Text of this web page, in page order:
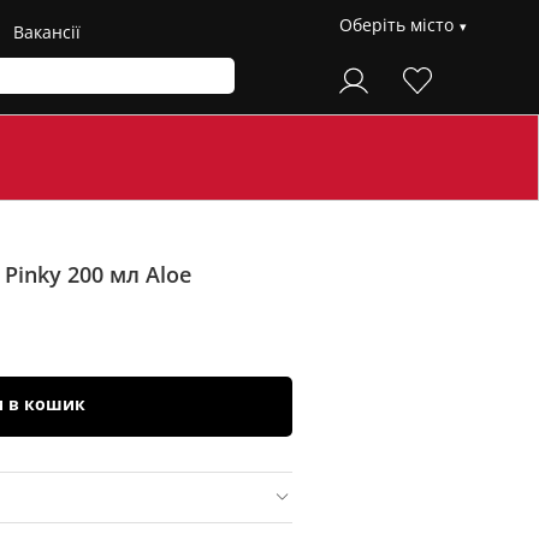
Вакансії Оберіть місто
200 мл Aloe
в кошик